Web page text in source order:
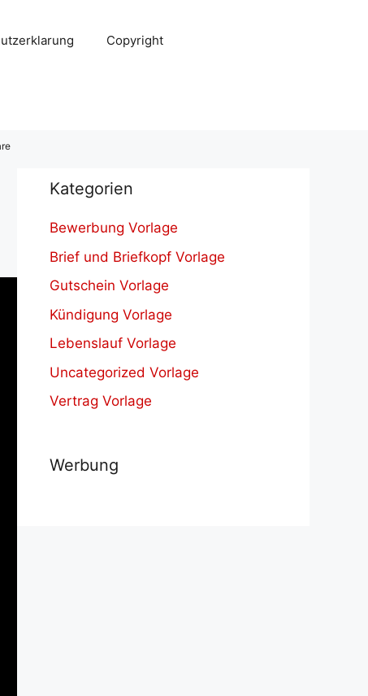
Copyright
Kategorien
Bewerbung Vorlage
Brief und Briefkopf Vorlage
Gutschein Vorlage
Kündigung Vorlage
Lebenslauf Vorlage
Uncategorized Vorlage
Vertrag Vorlage
Werbung